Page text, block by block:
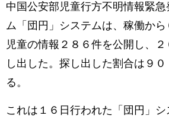
中国公安部児童行方不明情報緊
ム「団円」システムは、稼働から
児童の情報２８６件を公開し、
し出した。探し出した割合は９
る。
これは１６日行われた「団円」